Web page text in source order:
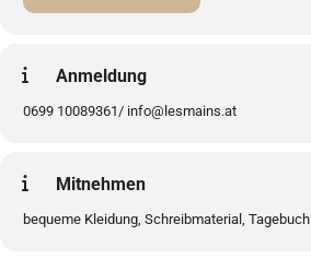
Anmeldung
0699 10089361/ info@lesmains.at
Mitnehmen
bequeme Kleidung, Schreibmaterial, Tagebuch